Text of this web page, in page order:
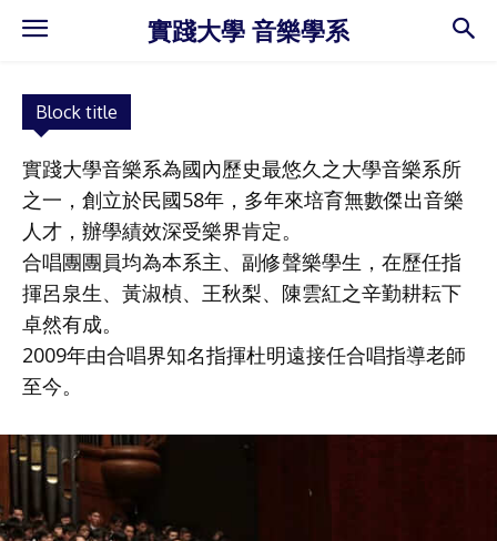
實踐大學 音樂學系
Block title
實踐大學音樂系為國內歷史最悠久之大學音樂系所
之一，創立於民國58年，多年來培育無數傑出音樂
人才，辦學績效深受樂界肯定。
合唱團團員均為本系主、副修聲樂學生，在歷任指
揮呂泉生、黃淑楨、王秋梨、陳雲紅之辛勤耕耘下
卓然有成。
2009年由合唱界知名指揮杜明遠接任合唱指導老師
至今。